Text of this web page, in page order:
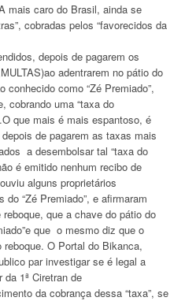
mais caro do Brasil, ainda se
cobradas pelos “favorecidos da
depois de pagarem os
adentrarem no pátio do
conhecido como “Zé Premiado”,
cobrando uma “taxa do
que mais é mais espantoso, é
de pagarem as taxas mais
a desembolsar tal “taxa do
é emitido nenhum recibo de
alguns proprietários
“Zé Premiado”, e afirmaram
que a chave do pátio do
que o mesmo diz que o
O Portal do Bikanca,
par investigar se é legal a
1ª Ciretran de
da cobrança dessa “taxa”, se